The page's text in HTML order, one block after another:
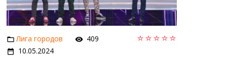
Лига городов
409
10.05.2024